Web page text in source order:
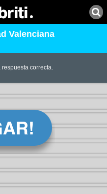
Valenciana
respuesta correcta.